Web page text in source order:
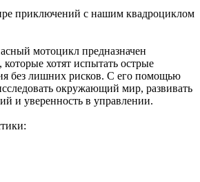
приключений с нашим квадроциклом
мотоцикл предназначен
которые хотят испытать острые
без лишних рисков. С его помощью
окружающий мир, развивать
и уверенность в управлении.